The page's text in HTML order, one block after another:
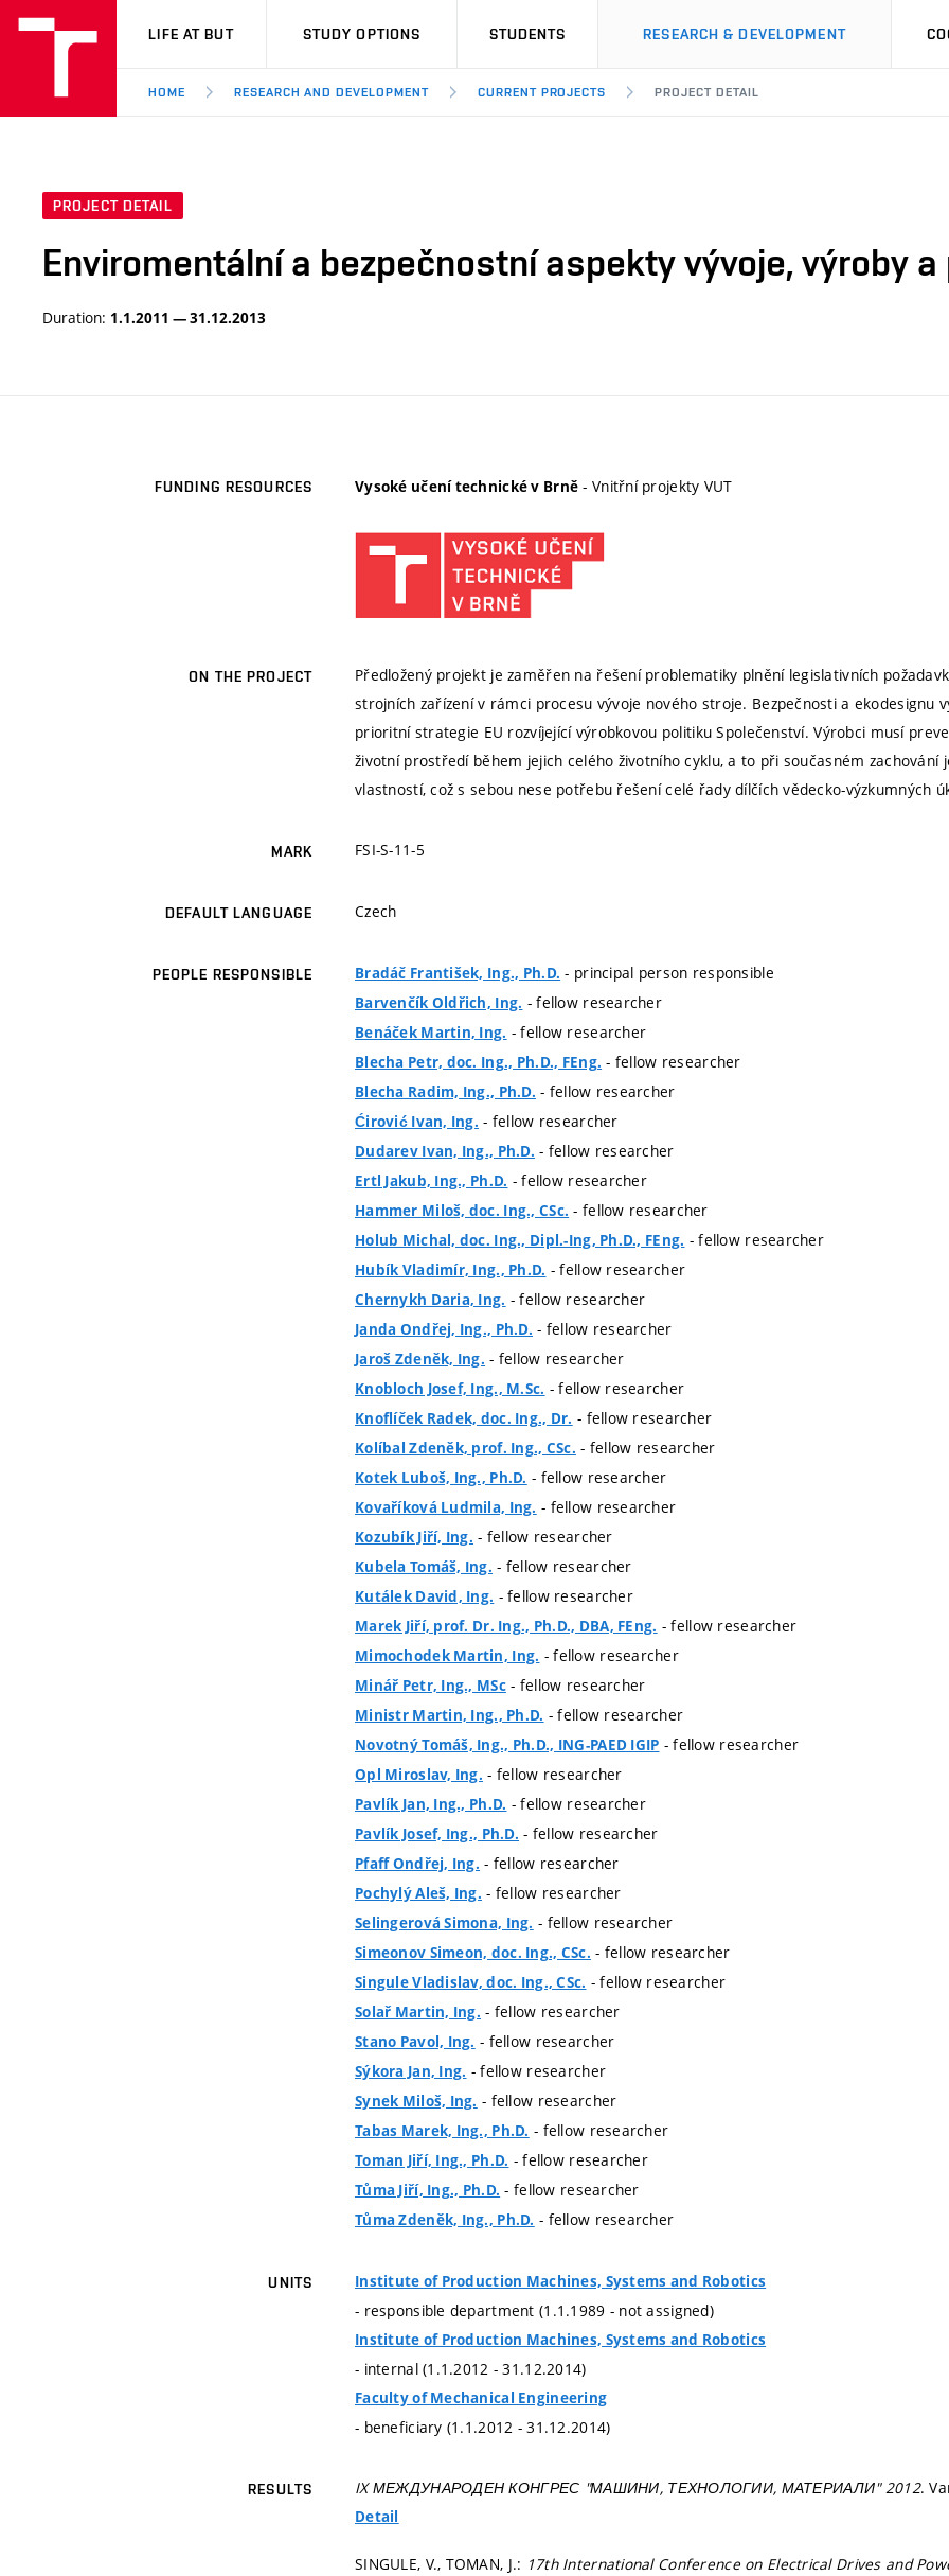
VUT
LIFE AT BUT STUDY OPTIONS STUDENTS RESEARCH & DEVELOPMENT
HOME RESEARCH AND DEVELOPMENT CURRENT PROJECTS PROJECT DETAIL
PROJECT DETAIL
Enviromentální a bezpečnostní aspekty vývoje, výroby
Duration: 1.1.2011 — 31.12.2013
FUNDING RESOURCES Vysoké učení technické v Brně - Vnitřní projekty VUT
ON THE PROJECT
Předložený projekt je zaměřen na řešení problematiky plnění legislativních
strojních zařízení v rámci procesu vývoje nového stroje. Bezpečnosti a ekodesignu
prioritní strategie EU rozvíjející výrobkovou politiku Společenství. Výrobci musí
životní prostředí během jejich celého životního cyklu, a to při současném zachování
vlastností, což s sebou nese potřebu řešení celé řady dílčích vědecko-výzkumných
MARK FSI-S-11-5
DEFAULT LANGUAGE Czech
PEOPLE RESPONSIBLE Bradáč František, Ing., Ph.D. - principal person responsible
Barvenčík Oldřich, Ing. - fellow researcher
Benáček Martin, Ing. - fellow researcher
Blecha Petr, doc. Ing., Ph.D., FEng. - fellow researcher
Blecha Radim, Ing., Ph.D. - fellow researcher
Ćirović Ivan, Ing. - fellow researcher
Dudarev Ivan, Ing., Ph.D. - fellow researcher
Ertl Jakub, Ing., Ph.D. - fellow researcher
Hammer Miloš, doc. Ing., CSc. - fellow researcher
Holub Michal, doc. Ing., Dipl.-Ing, Ph.D., FEng. - fellow researcher
Hubík Vladimír, Ing., Ph.D. - fellow researcher
Chernykh Daria, Ing. - fellow researcher
Janda Ondřej, Ing., Ph.D. - fellow researcher
Jaroš Zdeněk, Ing. - fellow researcher
Knobloch Josef, Ing., M.Sc. - fellow researcher
Knoflíček Radek, doc. Ing., Dr. - fellow researcher
Kolíbal Zdeněk, prof. Ing., CSc. - fellow researcher
Kotek Luboš, Ing., Ph.D. - fellow researcher
Kovaříková Ludmila, Ing. - fellow researcher
Kozubík Jiří, Ing. - fellow researcher
Kubela Tomáš, Ing. - fellow researcher
Kutálek David, Ing. - fellow researcher
Marek Jiří, prof. Dr. Ing., Ph.D., DBA, FEng. - fellow researcher
Mimochodek Martin, Ing. - fellow researcher
Minář Petr, Ing., MSc- fellow researcher
Ministr Martin, Ing., Ph.D. - fellow researcher
Novotný Tomáš, Ing., Ph.D., ING-PAED IGIP - fellow researcher
Opl Miroslav, Ing. - fellow researcher
Pavlík Jan, Ing., Ph.D. - fellow researcher
Pavlík Josef, Ing., Ph.D. - fellow researcher
Pfaff Ondřej, Ing. - fellow researcher
Pochylý Aleš, Ing. - fellow researcher
Selingerová Simona, Ing. - fellow researcher
Simeonov Simeon, doc. Ing., CSc. - fellow researcher
Singule Vladislav, doc. Ing., CSc. - fellow researcher
Solař Martin, Ing. - fellow researcher
Stano Pavol, Ing. - fellow researcher
Sýkora Jan, Ing. - fellow researcher
Synek Miloš, Ing. - fellow researcher
Tabas Marek, Ing., Ph.D. - fellow researcher
Toman Jiří, Ing., Ph.D. - fellow researcher
Tůma Jiří, Ing., Ph.D. - fellow researcher
Tůma Zdeněk, Ing., Ph.D. - fellow researcher
UNITS Institute of Production Machines, Systems and Robotics
- responsible department (1.1.1989 - not assigned)
Institute of Production Machines, Systems and Robotics
- internal (1.1.2012 - 31.12.2014)
Faculty of Mechanical Engineering
- beneficiary (1.1.2012 - 31.12.2014)
RESULTS IX МЕЖДУНАРОДЕН КОНГРЕС "МАШИНИ, ТЕХНОЛОГИИ, МАТЕРИАЛИ" 2012.
Detail
SINGULE, V., TOMAN, J.: 17th International Conference on Electrical Drives and